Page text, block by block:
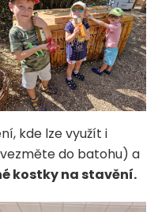
kde lze využít i
do batohu) a
kostky na stavění.